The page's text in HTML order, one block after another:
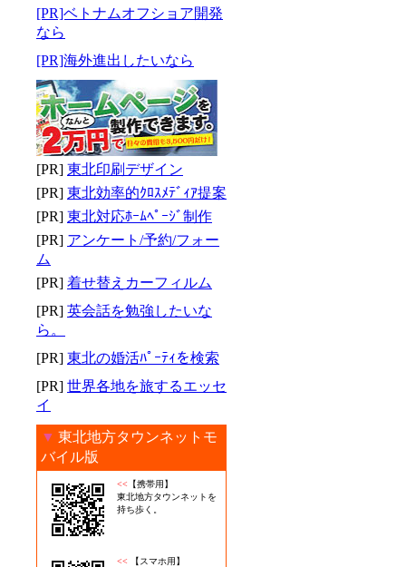
[PR]ベトナムオフショア開発
なら
[PR]海外進出したいなら
[PR] 東北印刷デザイン
[PR] 東北効率的ｸﾛｽﾒﾃﾞｨｱ提案
[PR] 東北対応ﾎｰﾑﾍﾟｰｼﾞ制作
[PR] アンケート/予約/フォー
ム
[PR] 着せ替えカーフィルム
[PR] 英会話を勉強したいな
ら。
[PR] 東北の婚活ﾊﾟｰﾃｨを検索
[PR] 世界各地を旅するエッセ
イ
▼ 東北地方タウンネットモ
バイル版
<< 【携帯用】
東北地方タウンネットを
持ち歩く。
<< 【スマホ用】